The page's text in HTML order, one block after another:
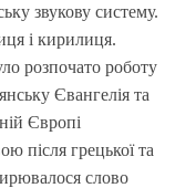
звукову систему.
і кирилиця.
розпочато роботу
Євангелія та
Європі
після грецької та
слово